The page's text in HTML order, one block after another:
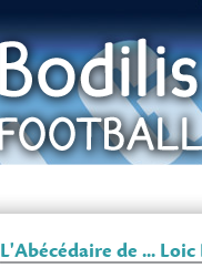
L'Abécédaire de ...